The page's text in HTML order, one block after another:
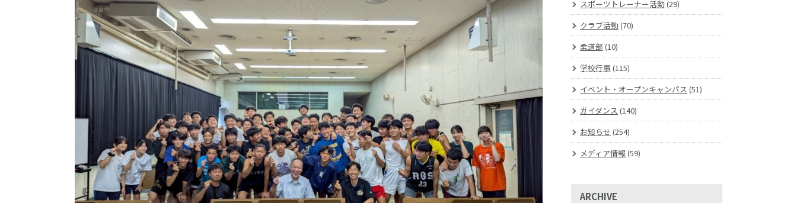
スポーツトレーナー活動(29)
クラブ活動(70)
柔道部 (10)
学校行事(115)
イベント・オープンキャンパス (51)
ガイダンス (140)
お知らせ (254)
メディア情報(59)
ARCHIVE